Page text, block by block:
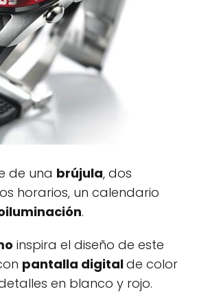
de una brújula, dos
horarios, un calendario
.
inspira el diseño de este
pantalla digitalde color
en blanco y rojo.